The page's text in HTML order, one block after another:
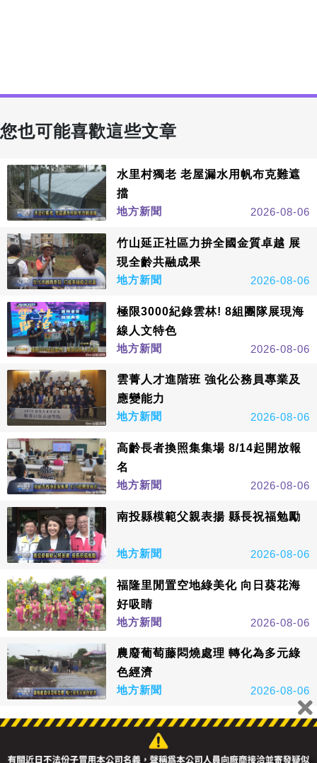
您也可能喜歡這些文章
水里村獨老 老屋漏水用帆布克難遮
擋
地方新聞
2026-08-06
竹山延正社區力拚全國金質卓越 展
現全齡共融成果
地方新聞
2026-08-06
極限3000紀錄雲林! 8組團隊展現海
線人文特色
地方新聞
2026-08-06
雲菁人才進階班 強化公務員專業及
應變能力
地方新聞
2026-08-06
高齡長者換照集集場 8/14起開放報
名
地方新聞
2026-08-06
南投縣模範父親表揚 縣長祝福勉勵
地方新聞 2026-08-06
福隆里閒置空地綠美化 向日葵花海
好吸睛
地方新聞
2026-08-06
農廢葡萄藤悶燒處理 轉化為多元綠
色經濟
地方新聞
2026-08-06
看更多